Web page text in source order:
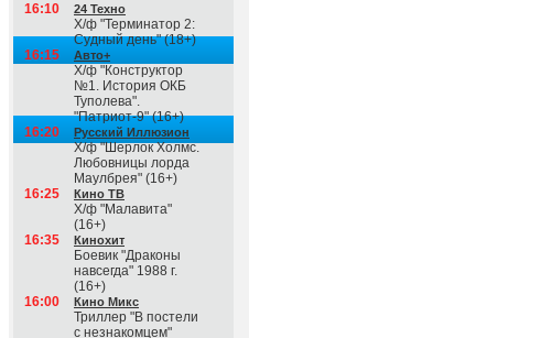
16:10 24 Техно
Х/ф "Терминатор 2:
Судный день" (18+)
16:15
Авто+
Х/ф "Конструктор
№1. История ОКБ
Туполева".
"Патриот-9" (16+)
16:20
Русский Иллюзион
Х/ф "Шерлок Холмс.
Любовницы лорда
Маулбрея" (16+)
16:25
Кино ТВ
Х/ф "Малавита"
(16+)
16:35
Кинохит
Боевик "Драконы
навсегда" 1988 г.
(16+)
16:00
Кино Микс
Триллер "В постели
с незнакомцем"